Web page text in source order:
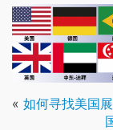
« 如何寻找美国